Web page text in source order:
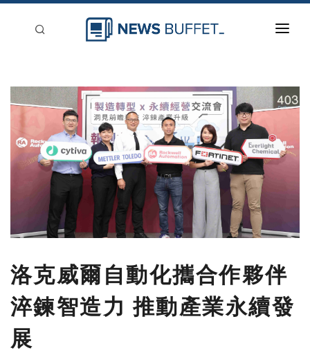
新聞稿分類
刊登
洛克威爾自動化攜合作夥伴
淬鍊智造力 推動產業永續發
展